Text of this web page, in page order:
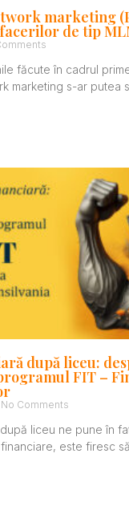
marketing
de tip
făcute în cadrul
marketing s-ar putea
după liceu:
FIT –
No Comments
liceu ne pune în
este firesc